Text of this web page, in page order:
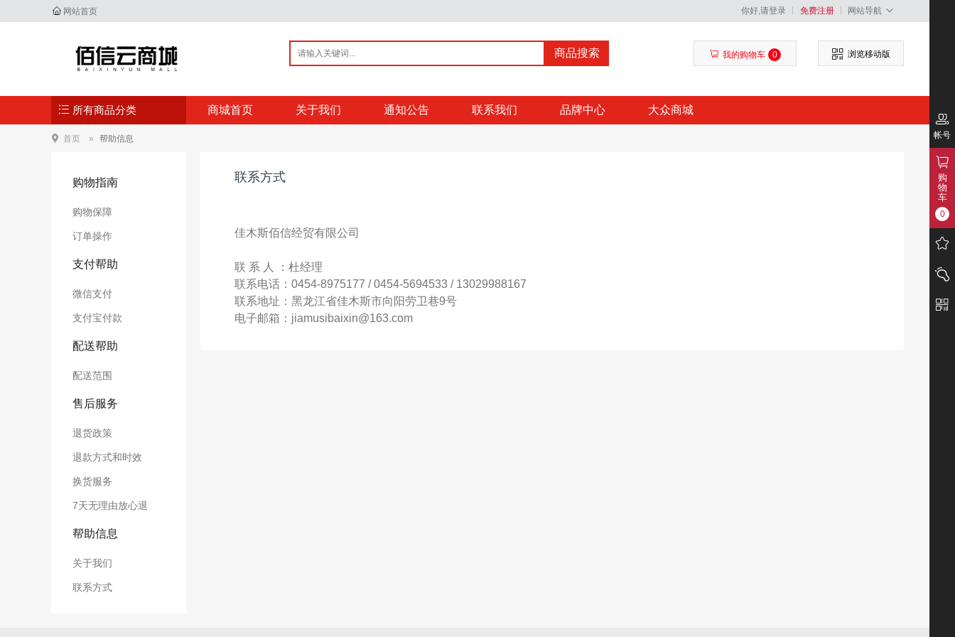
网站首页 你好,请登录 免费注册 网站导航
商品搜索 我的购物车 0 浏览移动版
所有商品分类 商城首页 关于我们 通知公告 联系我们 品牌中心 大众商城
首页 帮助信息
购物指南
购物保障
订单操作
支付帮助
微信支付
支付宝付款
配送帮助
配送范围
售后服务
退货政策
退款方式和时效
换货服务
7天无理由放心退
帮助信息
关于我们
联系方式
联系方式
佳木斯佰信经贸有限公司
联 系 人 ：杜经理
联系电话：0454-8975177 / 0454-5694533 / 13029988167
联系地址：黑龙江省佳木斯市向阳劳卫巷9号
电子邮箱：jiamusibaixin@163.com
帐号
购
物
车
0